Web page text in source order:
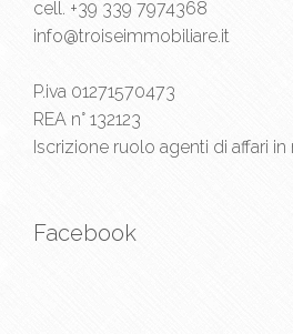
cell. +39 339 7974368
info@troiseimmobiliare.it
P.iva 01271570473
REA n° 132123
Iscrizione ruolo agenti di affari
Facebook